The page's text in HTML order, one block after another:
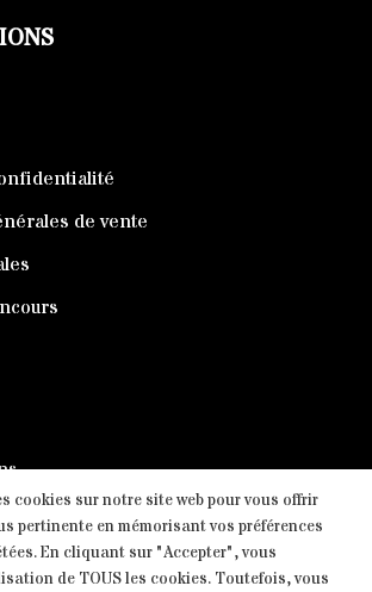
de vente
cookies sur notre site web pour vous offrir
pertinente en mémorisant vos préférences
En cliquant sur "Accepter", vous
de TOUS les cookies. Toutefois, vous